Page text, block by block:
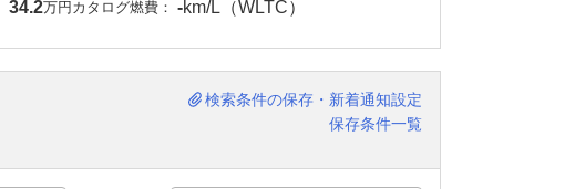
34.2万円カタログ燃費： -km/L（WLTC）
検索条件の保存・新着通知設定
保存条件一覧